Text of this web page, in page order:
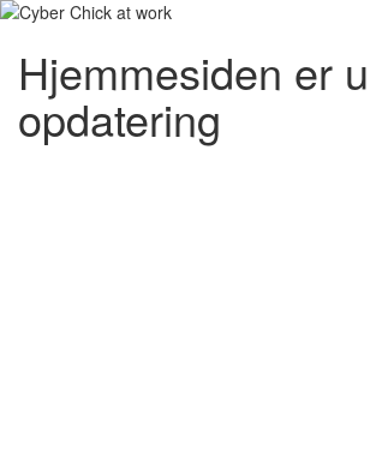
Hjemmesiden er
opdatering